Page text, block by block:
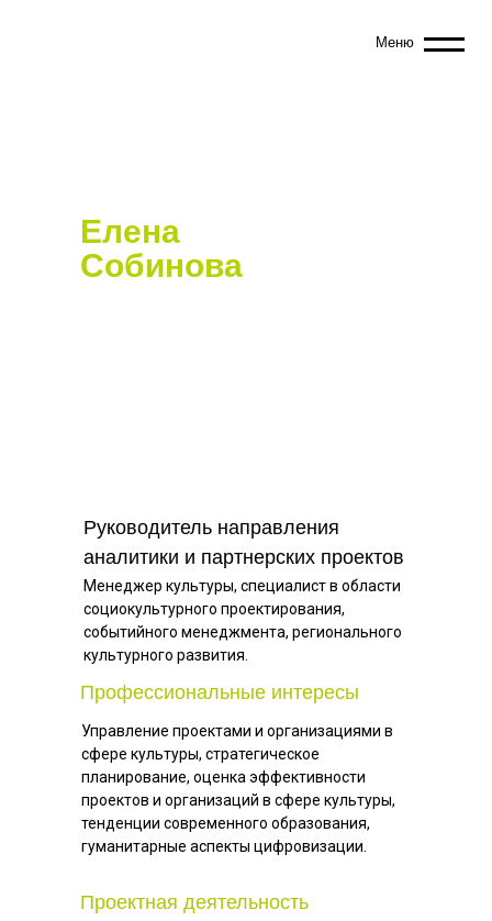
Меню
Менеджер культуры, специалист в области
социокультурного проектирования,
событийного менеджмента, регионального
культурного развития.
Руководитель направления
аналитики и партнерских проектов
Собинова
Елена
Проектная деятельность
Профессиональные интересы
Управление проектами и организациями в
сфере культуры, стратегическое
планирование, оценка эффективности
проектов и организаций в сфере культуры,
тенденции современного образования,
гуманитарные аспекты цифровизации.